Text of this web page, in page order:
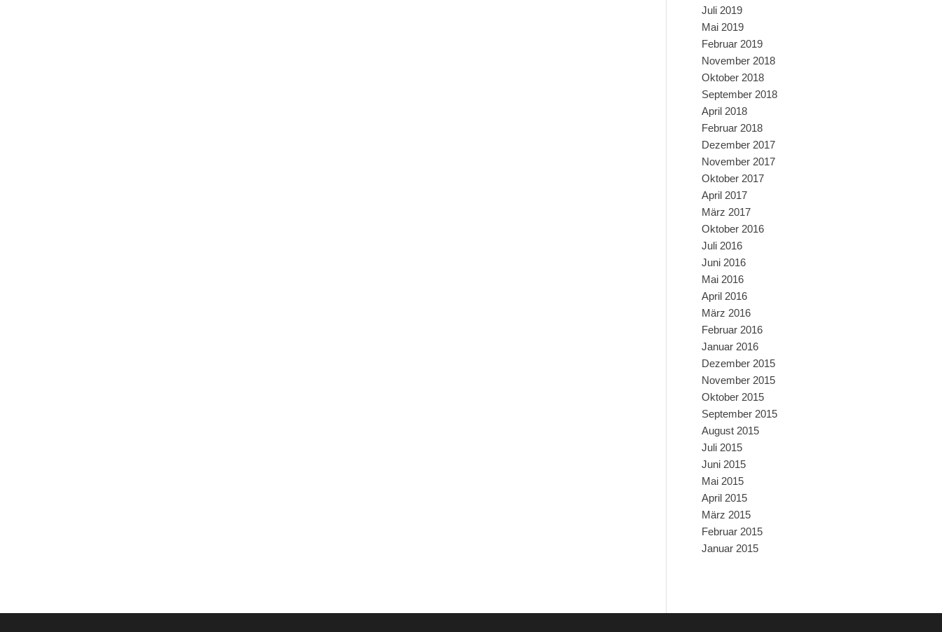
Juli 2019
Mai 2019
Februar 2019
November 2018
Oktober 2018
September 2018
April 2018
Februar 2018
Dezember 2017
November 2017
Oktober 2017
April 2017
März 2017
Oktober 2016
Juli 2016
Juni 2016
Mai 2016
April 2016
März 2016
Februar 2016
Januar 2016
Dezember 2015
November 2015
Oktober 2015
September 2015
August 2015
Juli 2015
Juni 2015
Mai 2015
April 2015
März 2015
Februar 2015
Januar 2015